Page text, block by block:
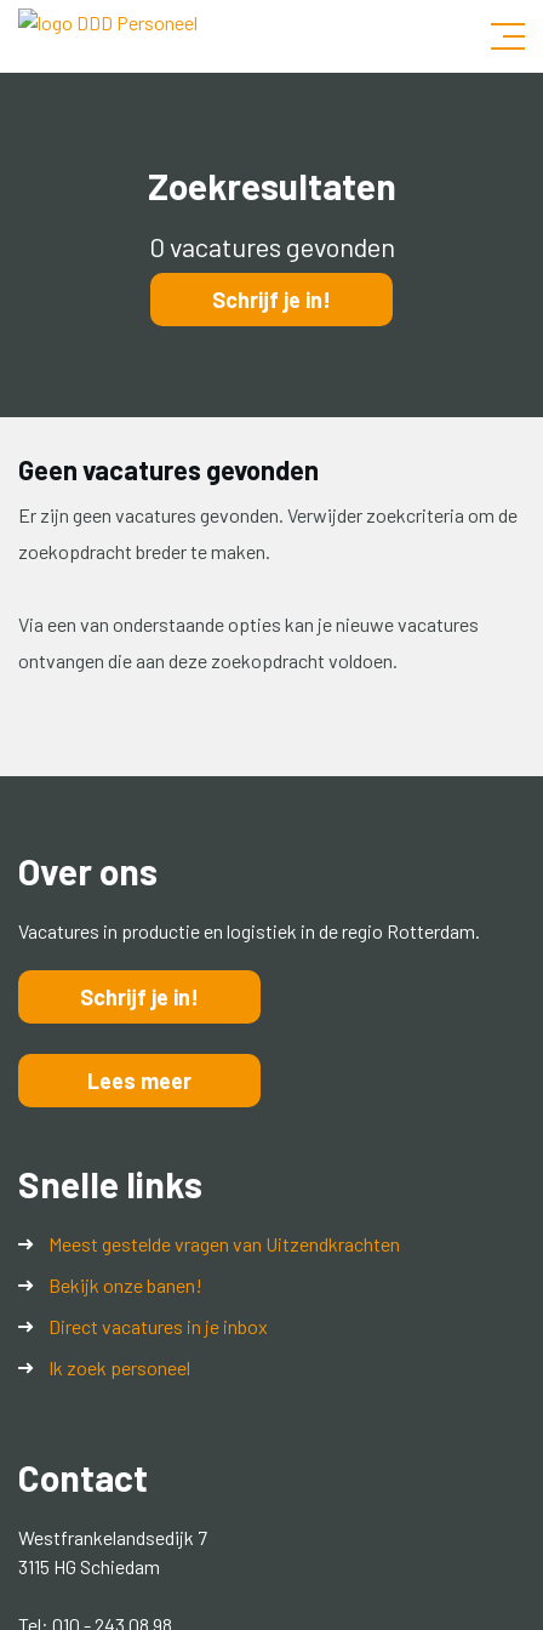
Zoekresultaten
0 vacatures gevonden
Schrijf je in!
Geen vacatures gevonden
Er zijn geen vacatures gevonden. Verwijder zoekcriteria om de
zoekopdracht breder te maken.
Via een van onderstaande opties kan je nieuwe vacatures
ontvangen die aan deze zoekopdracht voldoen.
Over ons
Vacatures in productie en logistiek in de regio Rotterdam.
Schrijf je in!
Lees meer
Snelle links
Meest gestelde vragen van Uitzendkrachten
Bekijk onze banen!
Direct vacatures in je inbox
Ik zoek personeel
Contact
Westfrankelandsedijk 7
3115 HG Schiedam
Tel: 010 - 243 08 98